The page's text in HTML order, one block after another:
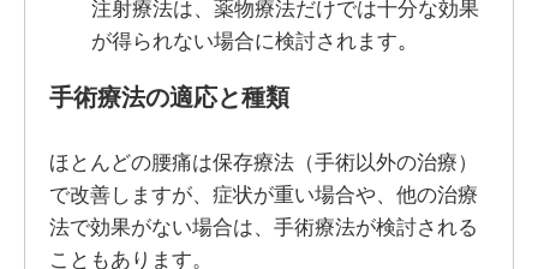
注射療法は、薬物療法だけでは十分な効果
が得られない場合に検討されます。
手術療法の適応と種類
ほとんどの腰痛は保存療法（手術以外の治療）
で改善しますが、症状が重い場合や、他の治療
法で効果がない場合は、手術療法が検討される
こともあります。